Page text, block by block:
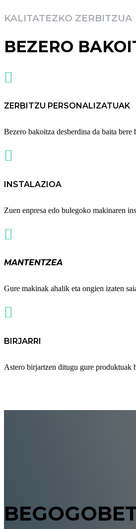
KALITATEZKO ZERBITZUA
BEZERO

ZERBITZU PERSONALIZATUAK
Bezero bakoitza desberdina da baita

INSTALAZIOA
Zuen enpresa edo bulegoko makinaren

MANTENTZEA
Gure makinak ahalik eta ongien izaten

BIRJARRI
Astero birjartzen ditugu gure produktuak